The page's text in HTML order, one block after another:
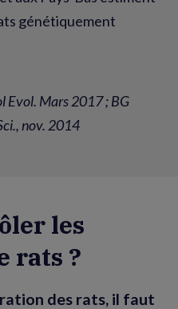
génétiquement
Evol. Mars 2017 ; BG
nov. 2014
les
rats ?
des rats, il faut